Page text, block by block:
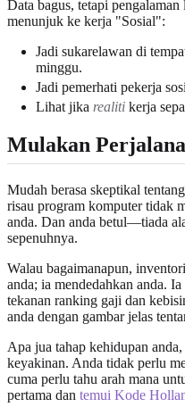
Data bagus, tetapi
menunjuk ke kerja "Sosial":
Jadi sukarelawan di
minggu.
Jadi pemerhati pekerja
Lihat jika realiti kerja
Mulakan
Mudah berasa skeptikal
risau program komputer tidak
anda. Dan anda betul—tiada
sepenuhnya.
Walau bagaimanapun,
anda; ia mendedahkan anda.
tekanan ranking gaji dan
anda dengan gambar jelas
Apa jua tahap kehidupan
keyakinan. Anda tidak perlu
cuma perlu tahu arah mana
pertama dan temui Kode